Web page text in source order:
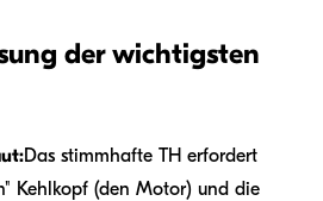
der wichtigsten
Das stimmhafte TH erfordert
Kehlkopf (den Motor) und die